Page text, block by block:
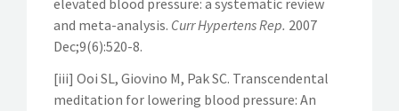
elevated blood pressure: a systematic review
and meta-analysis. Curr Hypertens Rep. 2007
Dec;9(6):520-8.
[iii] Ooi SL, Giovino M, Pak SC. Transcendental
meditation for lowering blood pressure: An